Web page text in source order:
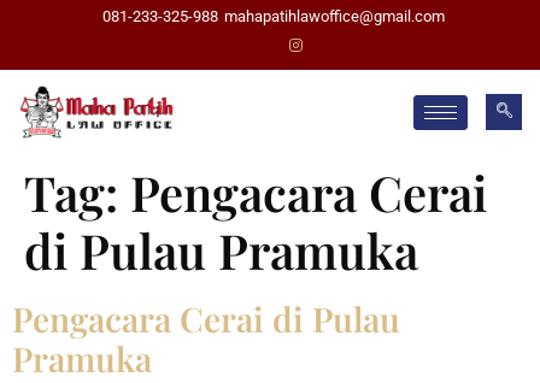
081-233-325-988 mahapatihlawoffice@gmail.com
Tag: Pengacara Cerai
di Pulau Pramuka
Pengacara Cerai di Pulau
Pramuka